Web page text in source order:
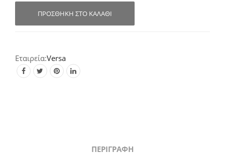
Πλατική
ΠΡΟΣΘΉΚΗ ΣΤΟ ΚΑΛΆΘΙ
Versa
ΠΕΡΙΓΡΑΦΉ